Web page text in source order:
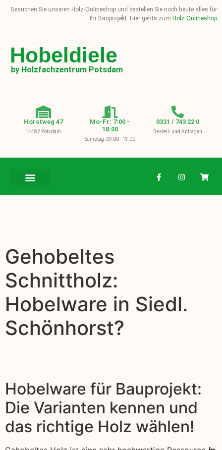
Besuchen Sie unseren Holz-Onlineshop und bestellen Sie noch heute alles für
Ihr Bauprojekt. Hier gehts zum Holz Onlineshop
Hobeldiele
by Holzfachzentrum Potsdam
Horstweg 47
14482 Potsdam
Mo-Fr: 7:00 -
18:00
Samstag: 09:00 - 13:00
0331 / 743 22 0
Bestell- und Anfragen
Gehobeltes
Schnittholz:
Hobelware in Siedl.
Schönhorst?
Hobelware für Bauprojekt:
Die Varianten kennen und
das richtige Holz wählen!